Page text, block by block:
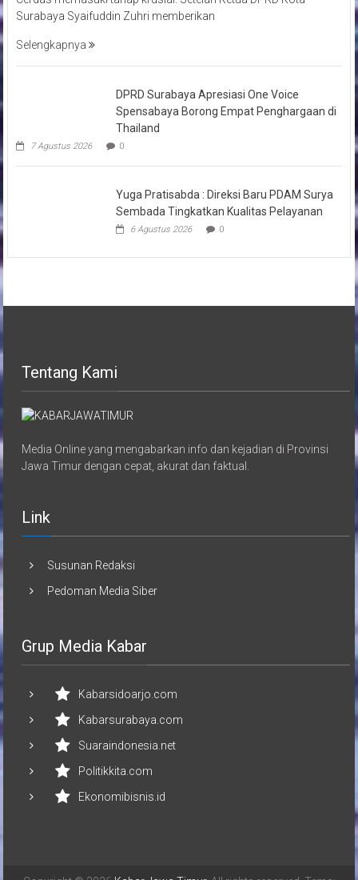
Surabaya Syaifuddin Zuhri memberikan
Selengkapnya
DPRD Surabaya Apresiasi One Voice
Spensabaya Borong Empat Penghargaan di
Thailand
7 Agustus 2026 0
Yuga Pratisabda : Direksi Baru PDAM Surya
Sembada Tingkatkan Kualitas Pelayanan
6 Agustus 2026 0
Tentang Kami
Media Online yang mengabarkan info dan kejadian di Provinsi
Jawa Timur dengan cepat, akurat dan faktual.
Link
Susunan Redaksi
Pedoman Media Siber
Grup Media Kabar
Kabarsidoarjo.com
Kabarsurabaya.com
Suaraindonesia.net
Politikkita.com
Ekonomibisnis.id